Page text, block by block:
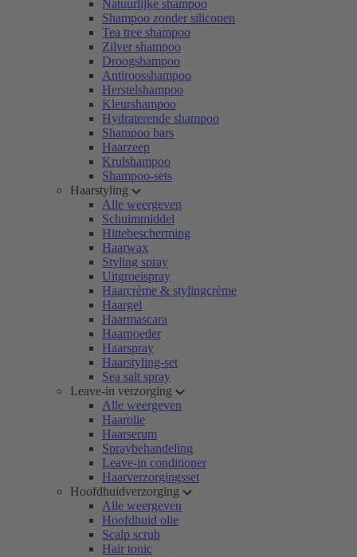
Natuurlijke shampoo
Shampoo zonder siliconen
Tea tree shampoo
Zilver shampoo
Droogshampoo
Antiroosshampoo
Herstelshampoo
Kleurshampoo
Hydraterende shampoo
Shampoo bars
Haarzeep
Krulshampoo
Shampoo-sets
Haarstyling
Alle weergeven
Schuimmiddel
Hittebescherming
Haarwax
Styling spray
Uitgroeispray
Haarcrème & stylingcrème
Haargel
Haarmascara
Haarpoeder
Haarspray
Haarstyling-set
Sea salt spray
Leave-in verzorging
Alle weergeven
Haarolie
Haarserum
Spraybehandeling
Leave-in conditioner
Haarverzorgingsset
Hoofdhuidverzorging
Alle weergeven
Hoofdhuid olie
Scalp scrub
Hair tonic